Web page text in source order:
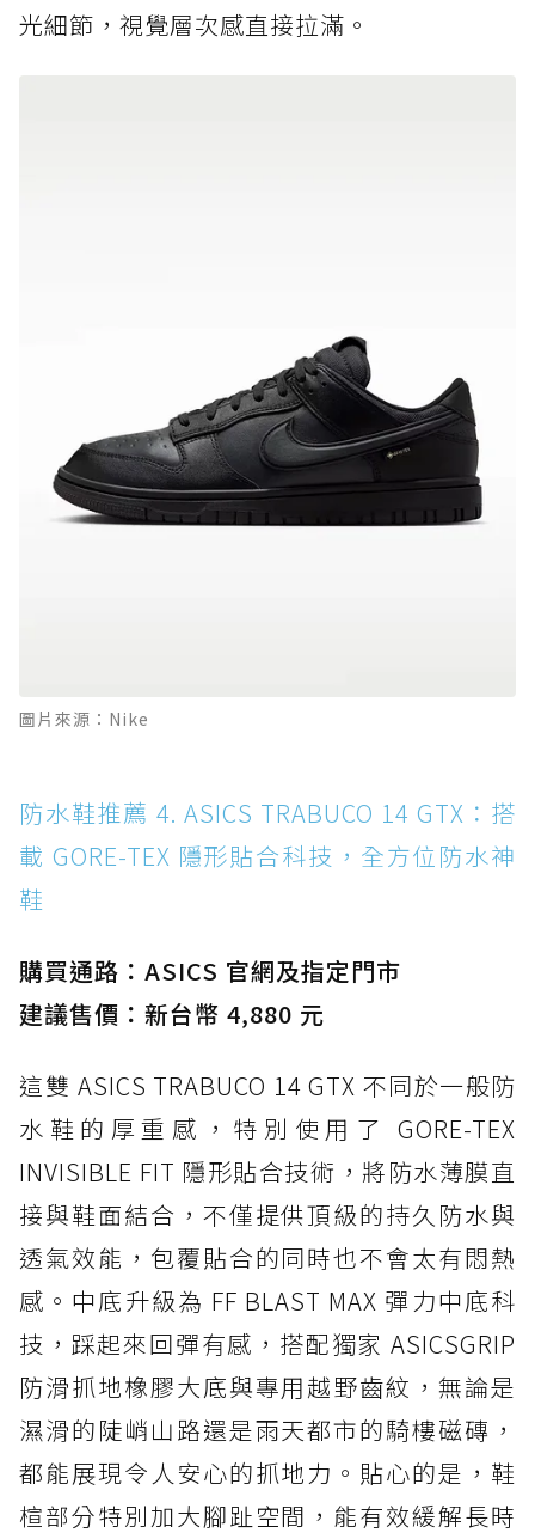
光細節，視覺層次感直接拉滿。
圖片來源：Nike
防水鞋推薦 4. ASICS TRABUCO 14 GTX：搭
載 GORE-TEX 隱形貼合科技，全方位防水神
鞋
購買通路：ASICS 官網及指定門市
建議售價：新台幣 4,880 元
這雙 ASICS TRABUCO 14 GTX 不同於一般防
水鞋的厚重感，特別使用了 GORE-TEX
INVISIBLE FIT 隱形貼合技術，將防水薄膜直
接與鞋面結合，不僅提供頂級的持久防水與
透氣效能，包覆貼合的同時也不會太有悶熱
感。中底升級為 FF BLAST MAX 彈力中底科
技，踩起來回彈有感，搭配獨家 ASICSGRIP
防滑抓地橡膠大底與專用越野齒紋，無論是
濕滑的陡峭山路還是雨天都市的騎樓磁磚，
都能展現令人安心的抓地力。貼心的是，鞋
楦部分特別加大腳趾空間，能有效緩解長時